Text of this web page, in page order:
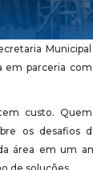
em parceria
custo. Quem
os desafios
área em um